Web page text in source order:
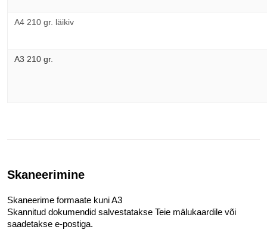
A4 210 gr. läikiv
A3 210 gr.
Skaneerimine
Skaneerime formaate kuni A3
Skannitud dokumendid salvestatakse Teie mälukaardile või
saadetakse e-postiga.